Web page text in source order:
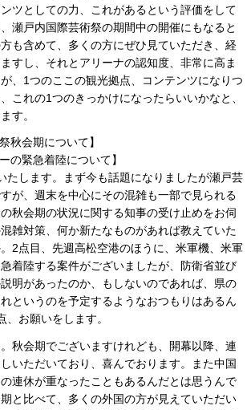
ツとしての力、これがあるという評価をして
瀬戸内国際芸術祭の期間中の開催にもなると
も含めて、多くの方にぜひ見ていただき、経
すし、それとアリーナの認知度、非常に高ま
、1つのここの観光拠点、コンテンツになりつ
これの1つのきっかけになったらいいかなと、
す。
秋会期について】
の緊急着陸について】
たします。まず今も話題になりましたが瀬戸芸
が、週末を中心にその混雑も一部で見られる
秋会期の状況に関する知事の受け止めをお伺
雑対策、何か新たなものがあれば教えていた
2点目、先週高松空港のほうに、米軍機、米軍
着陸する案件がございましたが、防衛省並び
明があったのか、もしないのであれば、県の
というのを予定するようなおつもりはあるん
、お願いをします。
秋会期でございますけれども、開幕以降、連
いただいており、喜んでおります。また中国
連休が重なったこともあるんだとは思うんで
と比べて、多くの外国の方が見えていただい